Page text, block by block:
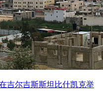
吉尔吉斯斯坦比什凯克举